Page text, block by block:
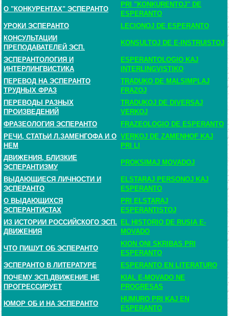
О "КОНКУРЕНТАХ" ЭСПЕРАНТО
PRI "KONKURENTOJ" DE
ESPERANTO
УРОКИ ЭСПЕРАНТО
LECIONOJ DE ESPERANTO
КОНСУЛЬТАЦИИ
ПРЕПОДАВАТЕЛЕЙ ЭСП.
KONSULTOJ DE E-INSTRUISTOJ
ЭСПЕРАНТОЛОГИЯ И
ИНТЕРЛИНГВИСТИКА
ESPERANTOLOGIO KAJ
INTERLINGVISTIKO
ПЕРЕВОД НА ЭСПЕРАНТО
ТРУДНЫХ ФРАЗ
TRADUKO DE MALSIMPLAJ
FRAZOJ
ПЕРЕВОДЫ РАЗНЫХ
ПРОИЗВЕДЕНИЙ
TRADUKOJ DE DIVERSAJ
VERKOJ
ФРАЗЕОЛОГИЯ ЭСПЕРАНТО
FRAZEOLOGIO DE ESPERANTO
РЕЧИ, СТАТЬИ Л.ЗАМЕНГОФА И О
НЕМ
VERKOJ DE ZAMENHOF KAJ
PRI LI
ДВИЖЕНИЯ, БЛИЗКИЕ
ЭСПЕРАНТИЗМУ
PROKSIMAJ MOVADOJ
ВЫДАЮЩИЕСЯ ЛИЧНОСТИ И
ЭСПЕРАНТО
ELSTARAJ PERSONOJ KAJ
ESPERANTO
О ВЫДАЮЩИХСЯ
ЭСПЕРАНТИСТАХ
PRI ELSTARAJ
ESPERANTISTOJ
ИЗ ИСТОРИИ РОССИЙСКОГО ЭСП.
ДВИЖЕНИЯ
EL HISTORIO DE RUSIA E-
MOVADO
ЧТО ПИШУТ ОБ ЭСПЕРАНТО
KION ONI SKRIBAS PRI
ESPERANTO
ЭСПЕРАНТО В ЛИТЕРАТУРЕ
ESPERANTO EN LITERATURO
ПОЧЕМУ ЭСП.ДВИЖЕНИЕ НЕ
ПРОГРЕССИРУЕТ
KIAL E-MOVADO NE
PROGRESAS
ЮМОР ОБ И НА ЭСПЕРАНТО
HUMURO PRI KAJ EN
ESPERANTO